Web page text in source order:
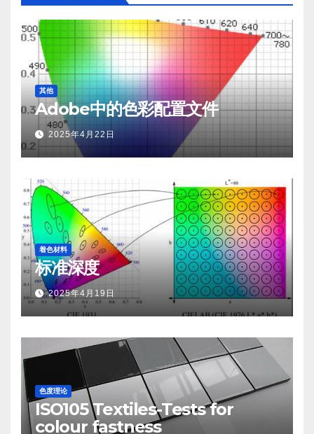
其他
Adobe中的色彩配置文件
2025年4月22日
着色材料
标准深度
2025年4月19日
色度理论
ISO105 Textiles-Tests for
colour fastness